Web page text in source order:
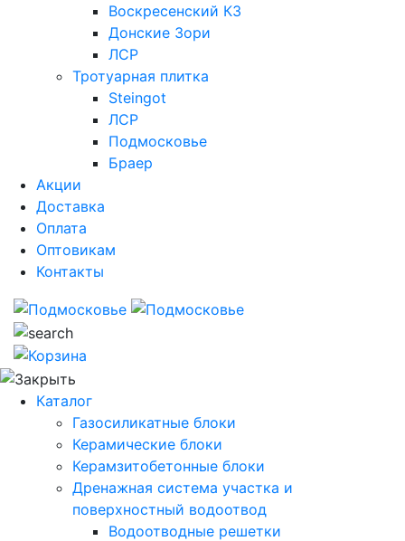
Воскресенский КЗ
Донские Зори
ЛСР
Тротуарная плитка
Steingot
ЛСР
Подмосковье
Браер
Акции
Доставка
Оплата
Оптовикам
Контакты
Каталог
Газосиликатные блоки
Керамические блоки
Керамзитобетонные блоки
Дренажная система участка и
поверхностный водоотвод
Водоотводные решетки